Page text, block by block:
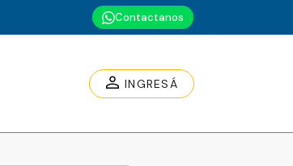
Contactanos
INGRESÁ